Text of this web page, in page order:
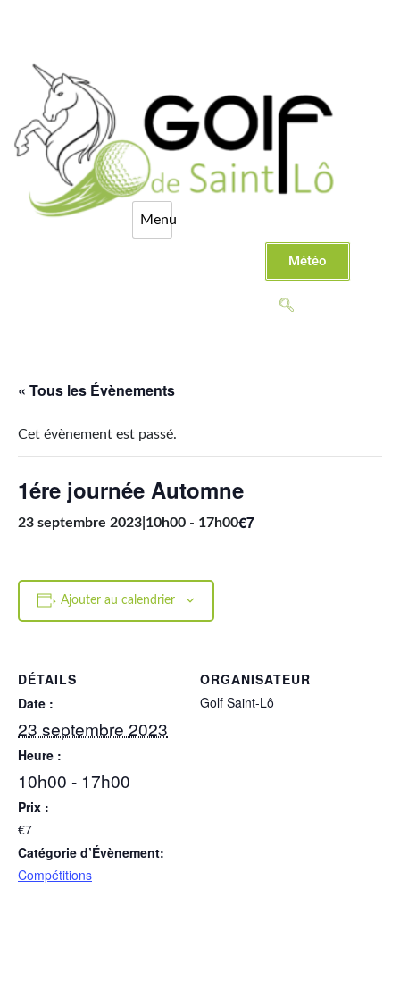
Météo
« Tous les Évènements
Cet évènement est passé.
1ére journée Automne
23 septembre 2023|10h00 - 17h00€7
Ajouter au calendrier
DÉTAILS
Date :
23 septembre 2023
Heure :
10h00 - 17h00
Prix :
€7
Catégorie d’Évènement:
Compétitions
ORGANISATEUR
Golf Saint-Lô